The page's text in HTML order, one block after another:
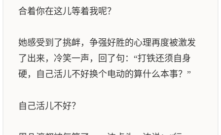
合着你在这儿等着我呢？
她感受到了挑衅，争强好胜的心理再度被激发
了出来，冷笑一声，回了句：“打铁还须自身
硬，自己活儿不好换个电动的算什么本事？”
自己活儿不好？